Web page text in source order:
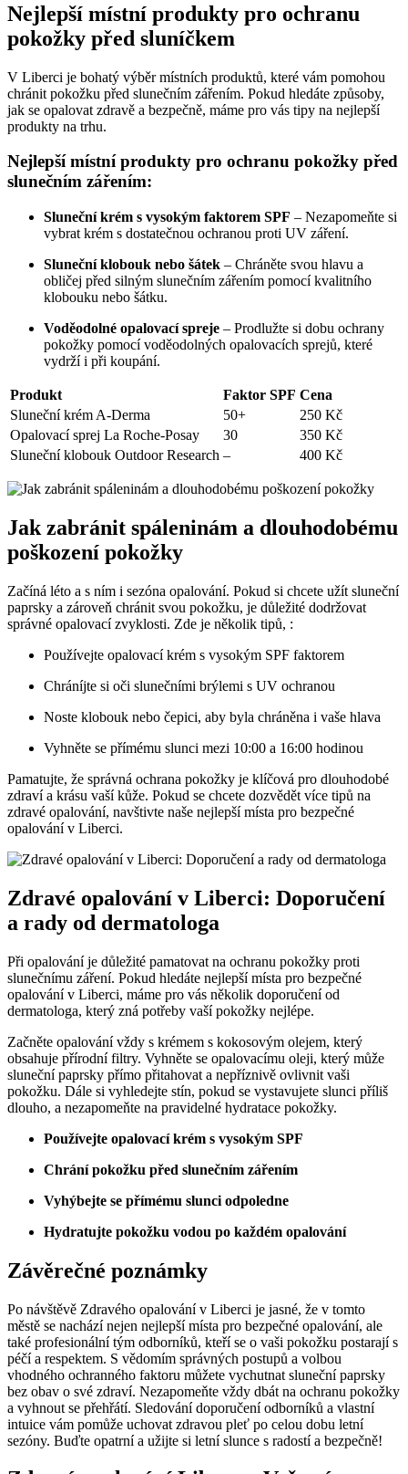
Nejlepší místní produkty pro ochranu
pokožky před sluníčkem
V Liberci je bohatý výběr místních produktů, které vám pomohou
chránit pokožku před slunečním zářením. Pokud hledáte způsoby,
jak se opalovat zdravě a bezpečně, máme pro vás tipy na nejlepší
produkty na trhu.
Nejlepší místní produkty pro ochranu pokožky před
slunečním zářením:
Sluneční krém s vysokým faktorem SPF – Nezapomeňte si
vybrat krém s dostatečnou ochranou proti UV záření.
Sluneční klobouk nebo šátek – Chráněte svou hlavu a
obličej před silným slunečním zářením pomocí kvalitního
klobouku nebo šátku.
Voděodolné opalovací spreje – Prodlužte si dobu ochrany
pokožky pomocí voděodolných opalovacích sprejů, které
vydrží i při koupání.
Produkt Faktor SPF Cena
Sluneční krém A-Derma
50+
250 Kč
Opalovací sprej La Roche-Posay
30
350 Kč
Sluneční klobouk Outdoor Research – 400 Kč
Jak zabránit spáleninám a dlouhodobému
poškození pokožky
Začíná léto a s ním i sezóna opalování. Pokud si chcete užít sluneční
paprsky a zároveň chránit svou pokožku, je důležité dodržovat
správné opalovací zvyklosti. Zde je několik tipů, :
Používejte opalovací krém s vysokým SPF faktorem
Chráníjte si oči slunečními brýlemi s UV ochranou
Noste klobouk nebo čepici, aby byla chráněna i vaše hlava
Vyhněte se přímému slunci mezi 10:00 a 16:00 hodinou
Pamatujte, že správná ochrana pokožky je klíčová pro dlouhodobé
zdraví a krásu vaší kůže. Pokud se chcete dozvědět více tipů na
zdravé opalování, navštivte naše nejlepší místa pro bezpečné
opalování v Liberci.
Zdravé opalování v Liberci: Doporučení
a rady od dermatologa
Při opalování je důležité pamatovat na ochranu pokožky proti
slunečnímu záření. Pokud hledáte nejlepší místa pro bezpečné
opalování v Liberci, máme pro vás několik doporučení od
dermatologa, který zná potřeby vaší pokožky nejlépe.
Začněte opalování vždy s krémem s kokosovým olejem, který
obsahuje přírodní filtry. Vyhněte se opalovacímu oleji, který může
sluneční paprsky přímo přitahovat a nepříznivě ovlivnit vaši
pokožku. Dále si vyhledejte stín, pokud se vystavujete slunci příliš
dlouho, a nezapomeňte na pravidelné hydratace pokožky.
Používejte opalovací krém s vysokým SPF
Chrání pokožku před slunečním zářením
Vyhýbejte se přímému slunci odpoledne
Hydratujte pokožku vodou po každém opalování
Závěrečné poznámky
Po návštěvě Zdravého opalování v Liberci je jasné, že v tomto
městě se nachází nejen nejlepší místa pro bezpečné opalování, ale
také profesionální tým odborníků, kteří se o vaši pokožku postarají s
péčí a respektem. S vědomím správných postupů a volbou
vhodného ochranného faktoru můžete vychutnat sluneční paprsky
bez obav o své zdraví. Nezapomeňte vždy dbát na ochranu pokožky
a vyhnout se přehřátí. Sledování doporučení odborníků a vlastní
intuice vám pomůže uchovat zdravou pleť po celou dobu letní
sezóny. Buďte opatrní a užijte si letní slunce s radostí a bezpečně!